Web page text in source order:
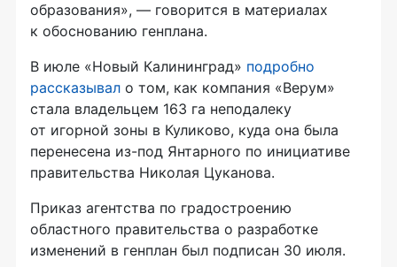
образования», — говорится в материалах
к обоснованию генплана.
В июле «Новый Калининград» подробно
рассказывал о том, как компания «Верум»
стала владельцем 163 га неподалеку
от игорной зоны в Куликово, куда она была
перенесена из-под Янтарного по инициативе
правительства Николая Цуканова.
Приказ агентства по градостроению
областного правительства о разработке
изменений в генплан был подписан 30 июля.